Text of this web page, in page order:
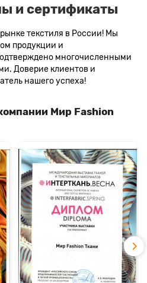
и сертификаты
текстиля в России! Мы
продукции и
многочисленными
Доверие клиентов и
нашего успеха!
Мир Fashion